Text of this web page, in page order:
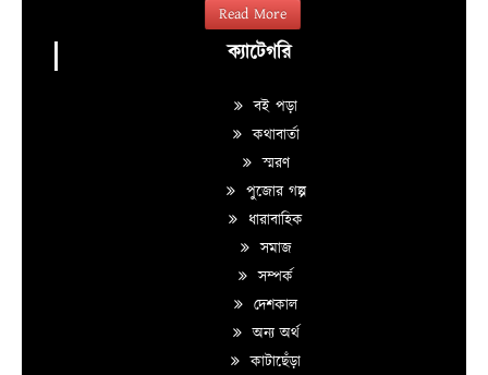
Read More
ক্যাটেগরি
বই পড়া
কথাবার্তা
স্মরণ
পুজোর গল্প
ধারাবাহিক
সমাজ
সম্পর্ক
দেশকাল
অন্য অর্থ
কাটাছেঁড়া